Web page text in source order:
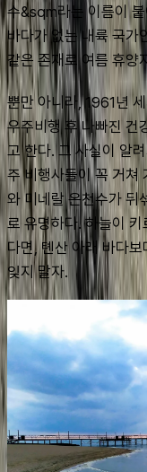
수&sqm라는 이름이
바다가 없는 내륙 국가
같은 존재로 여름 휴양
뿐만 아니라, 1961년
우주비행 후 나빠진 건
고 한다. 그 사실이 알
주 비행사들이 꼭 거쳐
와 미네랄 온천수가 뒤
로 유명하다. 하늘이
다면, 톈산 아래 바다
잊지 말자.